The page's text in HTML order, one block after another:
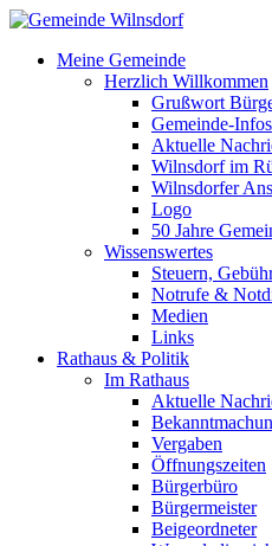
Meine Gemeinde
Herzlich Willkommen
Grußwort
Gemeinde-Infos
Aktuelle
Wilnsdorf im
Wilnsdorfer
Logo
50 Jahre
Wissenswertes
Steuern,
Notrufe &
Medien
Links
Rathaus & Politik
Im Rathaus
Aktuelle
Vergaben
Öffnungszeiten
Bürgerbüro
Bürgermeister
Beigeordneter